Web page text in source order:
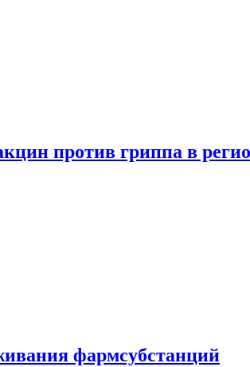
против гриппа в
фармсубстанций